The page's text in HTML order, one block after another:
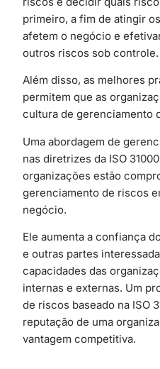
primeiro, a fim de atingir
afetem o negócio e
outros riscos sob controle.
Além disso, as melhores
permitem que as
cultura de gerenciamento
Uma abordagem de
nas diretrizes da ISO
organizações estão
gerenciamento de riscos
negócio.
Ele aumenta a confiança
e outras partes
capacidades das
internas e externas. Um
de riscos baseado na ISO
reputação de uma
vantagem competitiva.